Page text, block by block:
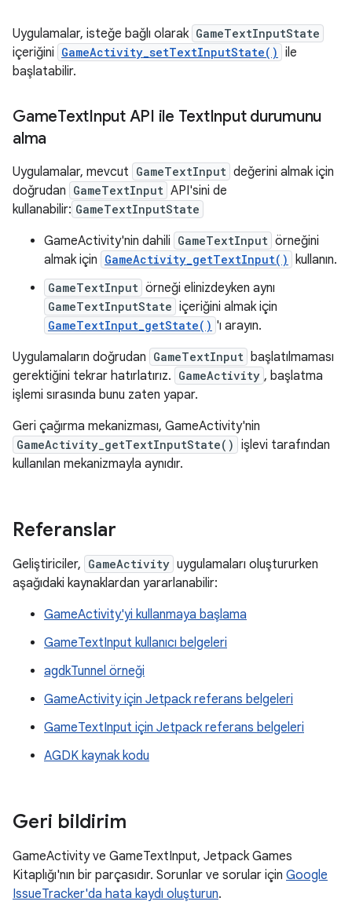
Uygulamalar, isteğe bağlı olarak GameTextInputState
içeriğini GameActivity_setTextInputState() ile
başlatabilir.
GameTextInput API ile TextInput durumunu
alma
Uygulamalar, mevcut GameTextInput değerini almak için
doğrudan GameTextInput API'sini de
kullanabilir: GameTextInputState
GameActivity'nin dahili GameTextInput örneğini
almak için GameActivity_getTextInput() kullanın.
GameTextInput örneği elinizdeyken aynı
GameTextInputState içeriğini almak için
GameTextInput_getState() 'ı arayın.
Uygulamaların doğrudan GameTextInput başlatılmaması
gerektiğini tekrar hatırlatırız. GameActivity , başlatma
işlemi sırasında bunu zaten yapar.
Geri çağırma mekanizması, GameActivity'nin
GameActivity_getTextInputState() işlevi tarafından
kullanılan mekanizmayla aynıdır.
Referanslar
Geliştiriciler, GameActivity uygulamaları oluştururken
aşağıdaki kaynaklardan yararlanabilir:
GameActivity'yi kullanmaya başlama
GameTextInput kullanıcı belgeleri
agdkTunnel örneği
GameActivity için Jetpack referans belgeleri
GameTextInput için Jetpack referans belgeleri
AGDK kaynak kodu
Geri bildirim
GameActivity ve GameTextInput, Jetpack Games
Kitaplığı'nın bir parçasıdır. Sorunlar ve sorular için Google
IssueTracker'da hata kaydı oluşturun.